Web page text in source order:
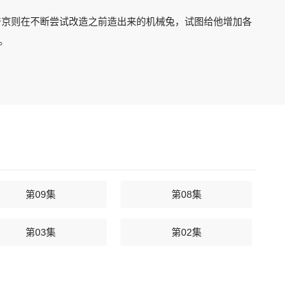
则在不断尝试改造之前造出来的机械兔，试图给他增加各
第09集 第08集
第03集 第02集